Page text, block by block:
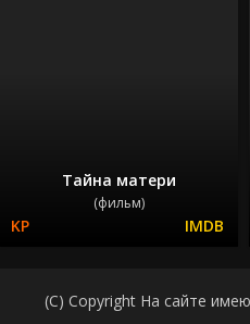
Тайна матери
(фильм)
(C) Copyright На сайте